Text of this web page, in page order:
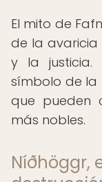
El mito de
de la
y la justicia.
símbolo de la
que pueden
más nobles.
Níðhöggr,